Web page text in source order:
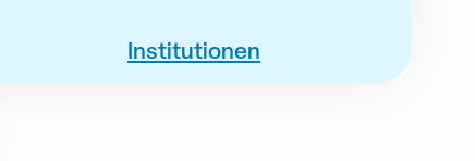
Institutionen